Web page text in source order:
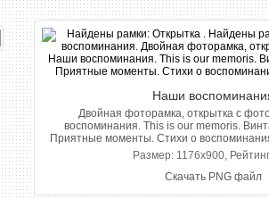
Наши
Двойная фоторамка, открытка с
воспоминания. This is our memoris.
Приятные моменты. Стихи о
Размер: 1176x900,
Скачать PNG файл